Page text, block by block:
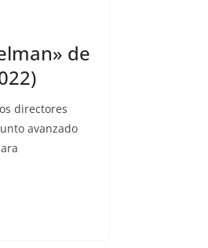
de
directores
avanzado